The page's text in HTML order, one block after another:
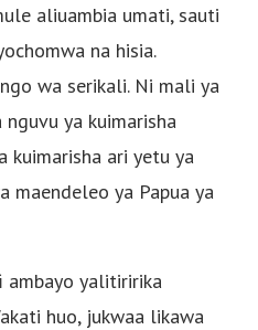
aliuambia umati, sauti
na hisia.
wa serikali. Ni mali ya
ya kuimarisha
kuimarisha ari yetu ya
maendeleo ya Papua ya
ambayo yalitiririka
huo, jukwaa likawa